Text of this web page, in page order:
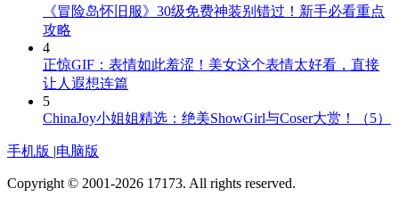
《冒险岛怀旧服》30级免费神装别错过！新手必看重点
攻略
4
正惊GIF：表情如此羞涩！美女这个表情太好看，直接
让人遐想连篇
5
ChinaJoy小姐姐精选：绝美ShowGirl与Coser大赏！（5）
手机版 |电脑版
Copyright © 2001-2026 17173. All rights reserved.